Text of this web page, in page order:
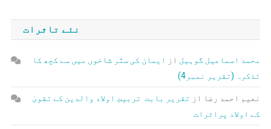
نئے تاثرات
محمد اسماعیل گوہیل از
ایمان کی ستّر شاخوں میں سے کچھ کا
تذکرہ (تقریر نمبر4)
نعیم احمد رضا از تقریر بابت تربیتِ اولاد والدین کے تقویٰ
کے اولاد پراثرات